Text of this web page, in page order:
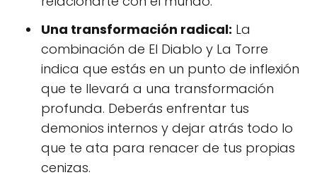
Una transformación radical: La
combinación de El Diablo y La Torre
indica que estás en un punto de inflexión
que te llevará a una transformación
profunda. Deberás enfrentar tus
demonios internos y dejar atrás todo lo
que te ata para renacer de tus propias
cenizas.